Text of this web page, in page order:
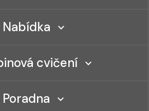
Nabídka
cvičení
Poradna